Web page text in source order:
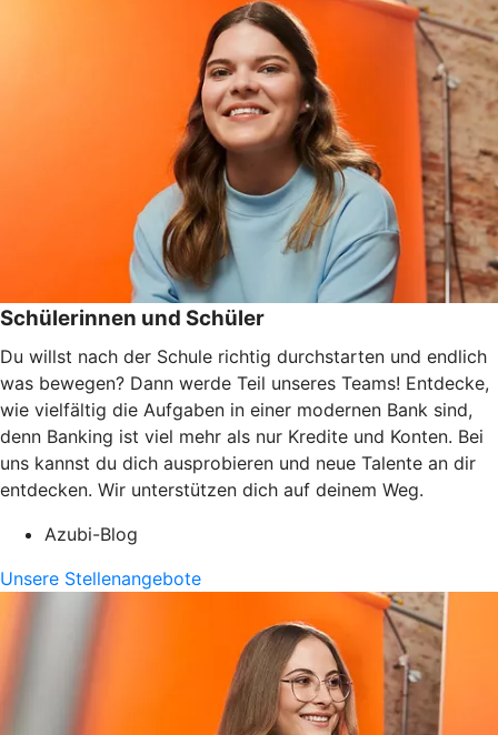
Schülerinnen und Schüler
Du willst nach der Schule richtig durchstarten und endlich
was bewegen? Dann werde Teil unseres Teams! Entdecke,
wie vielfältig die Aufgaben in einer modernen Bank sind,
denn Banking ist viel mehr als nur Kredite und Konten. Bei
uns kannst du dich ausprobieren und neue Talente an dir
entdecken. Wir unterstützen dich auf deinem Weg.
Azubi-Blog
Unsere Stellenangebote